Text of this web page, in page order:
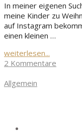
In meiner eigenen
meine Kinder zu
auf Instagram
einen kleinen …
weiterlesen...
2 Kommentare
Allgemein